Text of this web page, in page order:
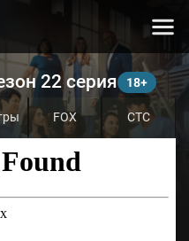
22 серия
FOX СТС